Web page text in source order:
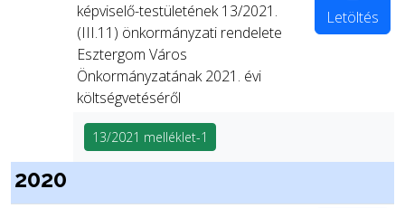
képviselő-testületének 13/2021.
(III.11) önkormányzati rendelete
Esztergom Város
Önkormányzatának 2021. évi
költségvetéséről
Letöltés
13/2021 melléklet-1
2020